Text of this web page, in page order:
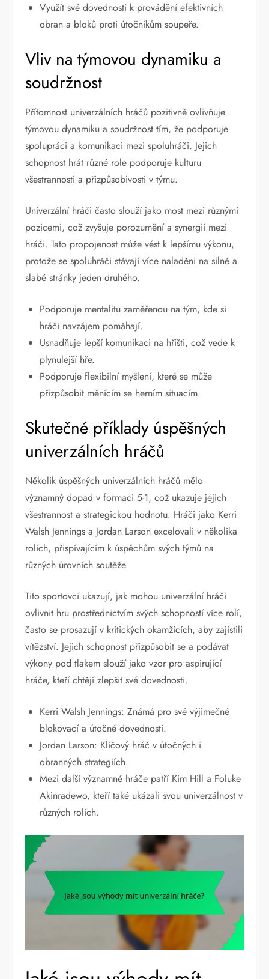
Využít své dovednosti k provádění efektivních
obran a bloků proti útočníkům soupeře.
Vliv na týmovou dynamiku a
soudržnost
Přítomnost univerzálních hráčů pozitivně ovlivňuje
týmovou dynamiku a soudržnost tím, že podporuje
spolupráci a komunikaci mezi spoluhráči. Jejich
schopnost hrát různé role podporuje kulturu
všestrannosti a přizpůsobivosti v týmu.
Univerzální hráči často slouží jako most mezi různými
pozicemi, což zvyšuje porozumění a synergii mezi
hráči. Tato propojenost může vést k lepšímu výkonu,
protože se spoluhráči stávají více naladěni na silné a
slabé stránky jeden druhého.
Podporuje mentalitu zaměřenou na tým, kde si
hráči navzájem pomáhají.
Usnadňuje lepší komunikaci na hřišti, což vede k
plynulejší hře.
Podporuje flexibilní myšlení, které se může
přizpůsobit měnícím se herním situacím.
Skutečné příklady úspěšných
univerzálních hráčů
Několik úspěšných univerzálních hráčů mělo
významný dopad v formaci 5-1, což ukazuje jejich
všestrannost a strategickou hodnotu. Hráči jako Kerri
Walsh Jennings a Jordan Larson excelovali v několika
rolích, přispívajícím k úspěchům svých týmů na
různých úrovních soutěže.
Tito sportovci ukazují, jak mohou univerzální hráči
ovlivnit hru prostřednictvím svých schopností více rolí,
často se prosazují v kritických okamžicích, aby zajistili
vítězství. Jejich schopnost přizpůsobit se a podávat
výkony pod tlakem slouží jako vzor pro aspirující
hráče, kteří chtějí zlepšit své dovednosti.
Kerri Walsh Jennings: Známá pro své výjimečné
blokovací a útočné dovednosti.
Jordan Larson: Klíčový hráč v útočných i
obranných strategiích.
Mezi další významné hráče patří Kim Hill a Foluke
Akinradewo, kteří také ukázali svou univerzálnost v
různých rolích.